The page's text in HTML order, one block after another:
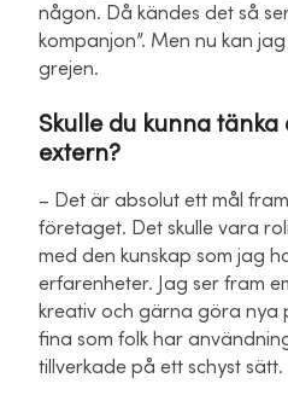
någon. Då kändes det så
kompanjon”. Men nu kan
grejen.
Skulle du kunna
extern?
– Det är absolut ett mål
företaget. Det skulle vara
med den kunskap som jag
erfarenheter. Jag ser fram
kreativ och gärna göra nya
fina som folk har
tillverkade på ett schyst sätt.